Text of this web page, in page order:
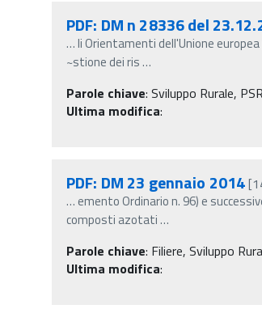
PDF: DM n 28336 del
…li Orientamenti dell'Unione
~stione dei ris…
Parole chiave: Sviluppo Rurale,
Ultima modifica:
PDF: DM 23 gennaio 2014
… emento Ordinario n. 96) e
composti azotati…
Parole chiave: Filiere, Sviluppo
Ultima modifica: